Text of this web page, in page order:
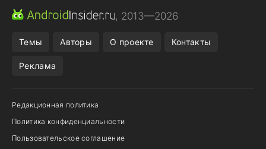
CHROME БРАУЗЕР
, 2013—2026
Темы Авторы О проекте Контакты
Реклама
Редакционная политика
Политика конфиденциальности
Пользовательское соглашение